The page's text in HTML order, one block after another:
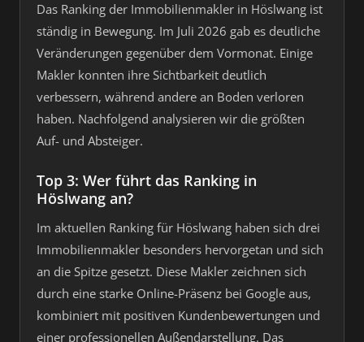
Das Ranking der Immobilienmakler in Höslwang ist
ständig in Bewegung. Im Juli 2026 gab es deutliche
Veränderungen gegenüber dem Vormonat. Einige
Makler konnten ihre Sichtbarkeit deutlich
verbessern, während andere an Boden verloren
haben. Nachfolgend analysieren wir die größten
Auf- und Absteiger.
Top 3: Wer führt das Ranking in
Höslwang an?
Im aktuellen Ranking für Höslwang haben sich drei
Immobilienmakler besonders hervorgetan und sich
an die Spitze gesetzt. Diese Makler zeichnen sich
durch eine starke Online-Präsenz bei Google aus,
kombiniert mit positiven Kundenbewertungen und
einer professionellen Außendarstellung. Das